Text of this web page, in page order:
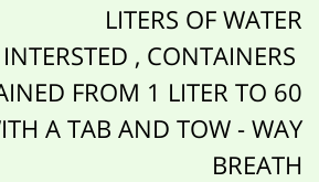
LITERS OF WATER
, CONTAINERS
FROM 1 LITER TO 60
A TAB AND TOW - WAY
BREATH